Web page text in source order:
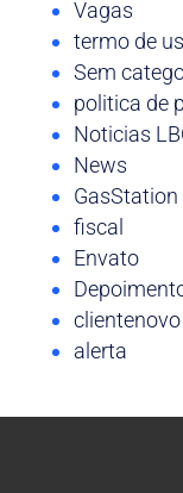
Vagas
termo de
Sem
politica de
Noticias
News
GasStation
fiscal
Envato
clientenovo
alerta